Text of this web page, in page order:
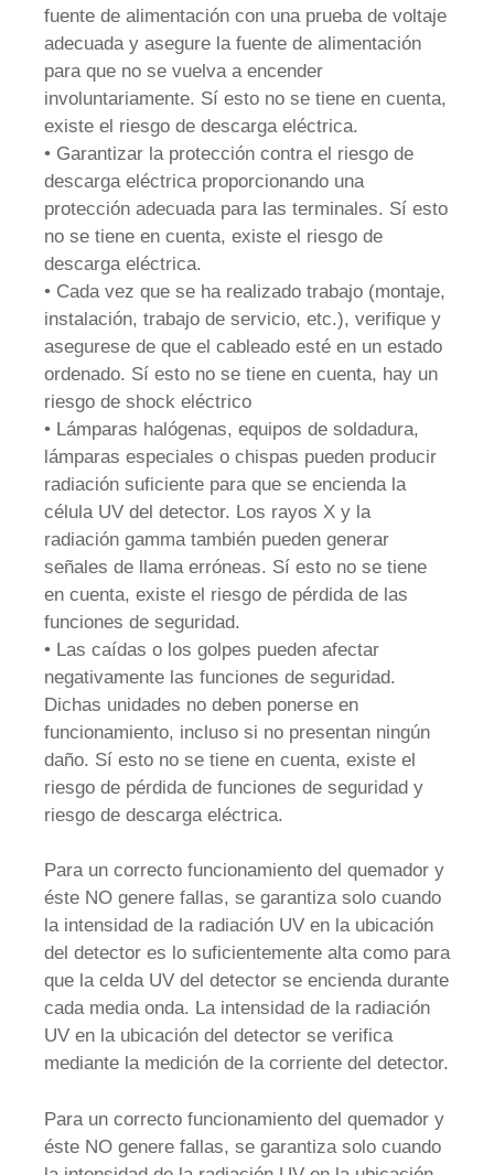
fuente de alimentación con una prueba de voltaje
adecuada y asegure la fuente de alimentación
para que no se vuelva a encender
involuntariamente. Sí esto no se tiene en cuenta,
existe el riesgo de descarga eléctrica.
• Garantizar la protección contra el riesgo de
descarga eléctrica proporcionando una
protección adecuada para las terminales. Sí esto
no se tiene en cuenta, existe el riesgo de
descarga eléctrica.
• Cada vez que se ha realizado trabajo (montaje,
instalación, trabajo de servicio, etc.), verifique y
asegurese de que el cableado esté en un estado
ordenado. Sí esto no se tiene en cuenta, hay un
riesgo de shock eléctrico
• Lámparas halógenas, equipos de soldadura,
lámparas especiales o chispas pueden producir
radiación suficiente para que se encienda la
célula UV del detector. Los rayos X y la
radiación gamma también pueden generar
señales de llama erróneas. Sí esto no se tiene
en cuenta, existe el riesgo de pérdida de las
funciones de seguridad.
• Las caídas o los golpes pueden afectar
negativamente las funciones de seguridad.
Dichas unidades no deben ponerse en
funcionamiento, incluso si no presentan ningún
daño. Sí esto no se tiene en cuenta, existe el
riesgo de pérdida de funciones de seguridad y
riesgo de descarga eléctrica.
Para un correcto funcionamiento del quemador y
éste NO genere fallas, se garantiza solo cuando
la intensidad de la radiación UV en la ubicación
del detector es lo suficientemente alta como para
que la celda UV del detector se encienda durante
cada media onda. La intensidad de la radiación
UV en la ubicación del detector se verifica
mediante la medición de la corriente del detector.
Para un correcto funcionamiento del quemador y
éste NO genere fallas, se garantiza solo cuando